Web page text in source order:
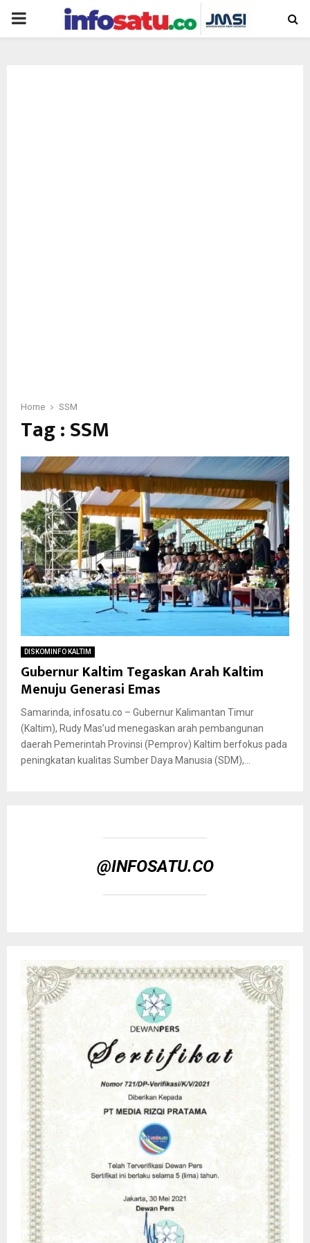
PRIMARY
Home SSM
Tag : SSM
DISKOMINFO KALTIM
Gubernur Kaltim Tegaskan Arah Kaltim
Menuju Generasi Emas
Samarinda, infosatu.co – Gubernur Kalimantan Timur
(Kaltim), Rudy Mas’ud menegaskan arah pembangunan
daerah Pemerintah Provinsi (Pemprov) Kaltim berfokus pada
peningkatan kualitas Sumber Daya Manusia (SDM),...
@INFOSATU.CO